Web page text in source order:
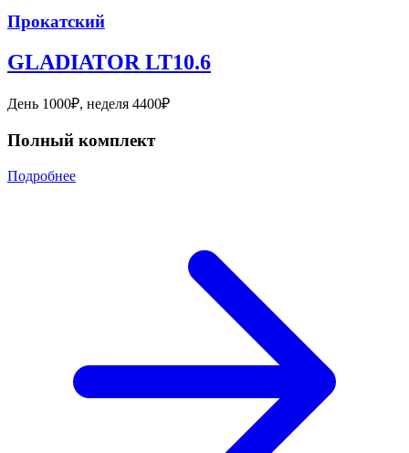
Прокатский
GLADIATOR LT10.6
День 1000₽, неделя 4400₽
Полный комплект
Подробнее